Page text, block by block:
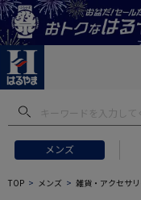
メンズ
TOP メンズ 雑貨・アクセサ